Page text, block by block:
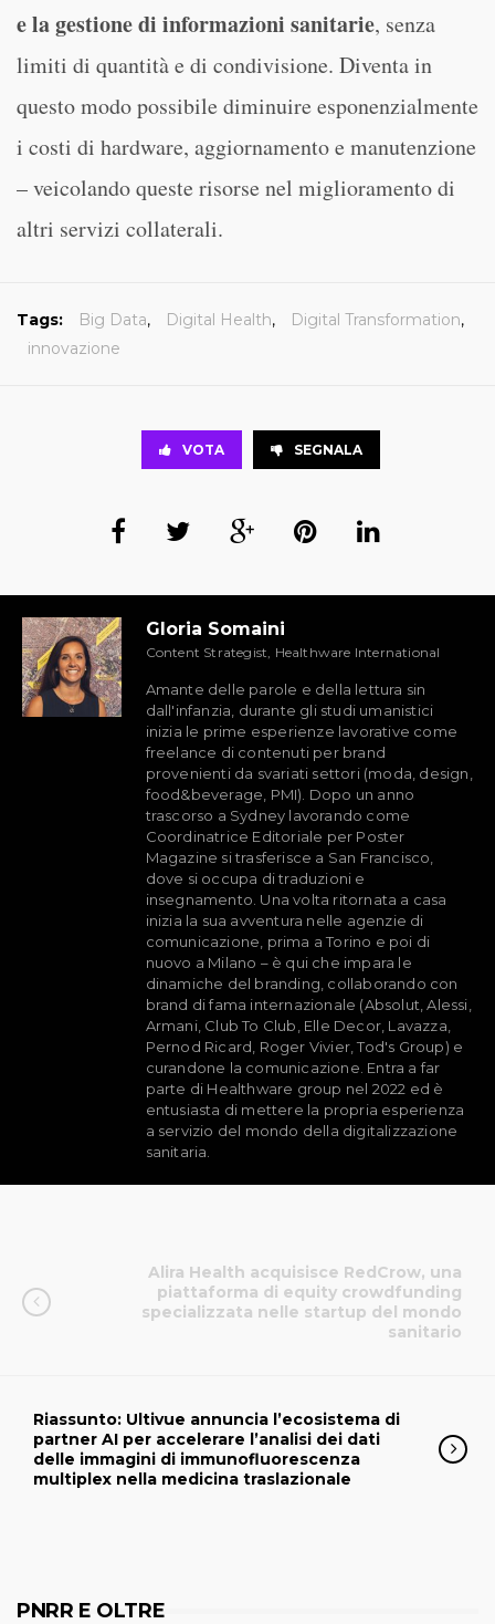
e la gestione di informazioni sanitarie, senza
limiti di quantità e di condivisione. Diventa in
questo modo possibile diminuire esponenzialmente
i costi di hardware, aggiornamento e manutenzione
– veicolando queste risorse nel miglioramento di
altri servizi collaterali.
Tags: Big Data, Digital Health, Digital Transformation,
innovazione
VOTA SEGNALA
Gloria Somaini
Content Strategist, Healthware International
Amante delle parole e della lettura sin
dall'infanzia, durante gli studi umanistici
inizia le prime esperienze lavorative come
freelance di contenuti per brand
provenienti da svariati settori (moda, design,
food&beverage, PMI). Dopo un anno
trascorso a Sydney lavorando come
Coordinatrice Editoriale per Poster
Magazine si trasferisce a San Francisco,
dove si occupa di traduzioni e
insegnamento. Una volta ritornata a casa
inizia la sua avventura nelle agenzie di
comunicazione, prima a Torino e poi di
nuovo a Milano – è qui che impara le
dinamiche del branding, collaborando con
brand di fama internazionale (Absolut, Alessi,
Armani, Club To Club, Elle Decor, Lavazza,
Pernod Ricard, Roger Vivier, Tod's Group) e
curandone la comunicazione. Entra a far
parte di Healthware group nel 2022 ed è
entusiasta di mettere la propria esperienza
a servizio del mondo della digitalizzazione
sanitaria.
Alira Health acquisisce RedCrow, una
piattaforma di equity crowdfunding
specializzata nelle startup del mondo
sanitario
Riassunto: Ultivue annuncia l’ecosistema di
partner AI per accelerare l’analisi dei dati
delle immagini di immunofluorescenza
multiplex nella medicina traslazionale
PNRR E OLTRE